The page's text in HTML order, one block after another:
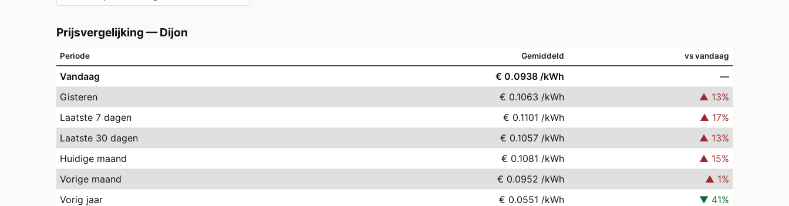
Prijsvergelijking —Dijon
Periode Gemiddeld vs vandaag
Vandaag € 0.0938 /kWh
—
Gisteren
€ 0.1063 /kWh ▲ 13%
Laatste 7 dagen
€ 0.1101 /kWh ▲ 17%
Laatste 30 dagen
€ 0.1057 /kWh ▲ 13%
Huidige maand
€ 0.1081 /kWh ▲ 15%
Vorige maand
€ 0.0952 /kWh ▲ 1%
Vorig jaar
€ 0.0551 /kWh ▼ 41%